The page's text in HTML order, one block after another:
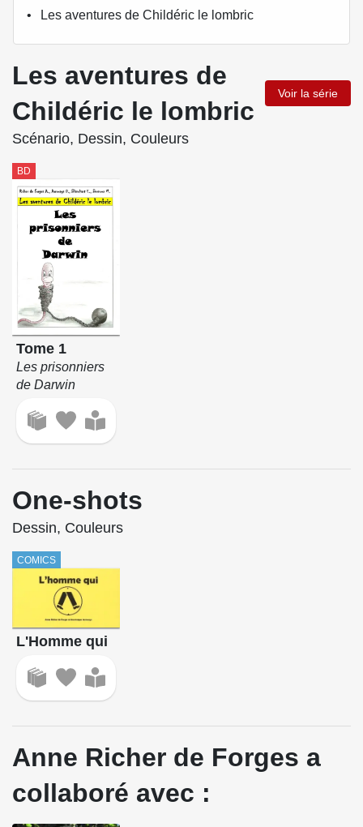
Les aventures de Childéric le lombric
Les aventures de
Childéric le lombric
Voir la série
Scénario, Dessin, Couleurs
BD
Tome 1
Les prisonniers
de Darwin
One-shots
Dessin, Couleurs
COMICS
L'Homme qui
Anne Richer de Forges a
collaboré avec :